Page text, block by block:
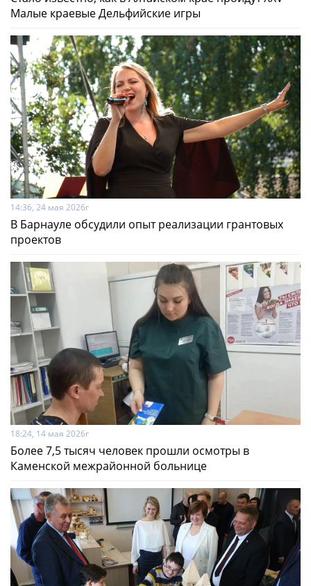
Малые краевые Дельфийские игры
14:36, 24 мая 2026г
В Барнауле обсудили опыт реализации грантовых
проектов
18:24, 14 мая 2026г
Более 7,5 тысяч человек прошли осмотры в
Каменской межрайонной больнице